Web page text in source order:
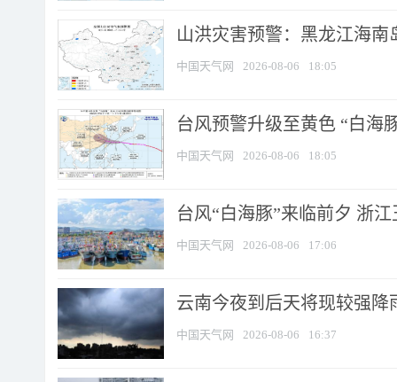
山洪灾害预警：黑龙江海
中国天气网 2026-08-06 18:05
台风预警升级至黄色 “白海
中国天气网 2026-08-06 18:05
台风“白海豚”来临前夕 浙
中国天气网 2026-08-06 17:06
云南今夜到后天将现较强降
中国天气网 2026-08-06 16:37